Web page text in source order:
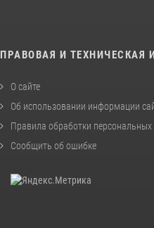
ПРАВОВАЯ И ТЕХНИЧЕСКАЯ
О сайте
Об использовании информации
Правила обработки
Сообщить об ошибке